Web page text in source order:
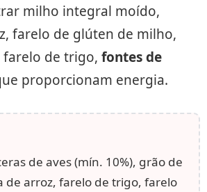
milho integral moído,
farelo de glúten de milho,
de trigo, fontes de
proporcionam energia.
de aves (mín. 10%), grão de
de arroz, farelo de trigo, farelo